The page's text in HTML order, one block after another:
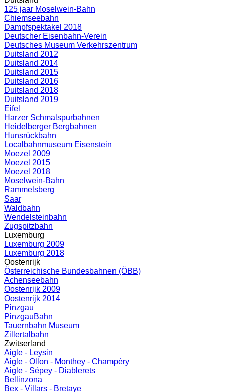
125 jaar Moselwein-Bahn
Chiemseebahn
Dampfspektakel 2018
Deutscher Eisenbahn-Verein
Deutsches Museum Verkehrszentrum
Duitsland 2012
Duitsland 2014
Duitsland 2015
Duitsland 2016
Duitsland 2018
Duitsland 2019
Eifel
Harzer Schmalspurbahnen
Heidelberger Bergbahnen
Hunsrückbahn
Localbahnmuseum Eisenstein
Moezel 2009
Moezel 2015
Moezel 2018
Moselwein-Bahn
Rammelsberg
Saar
Waldbahn
Wendelsteinbahn
Zugspitzbahn
Luxemburg
Luxemburg 2009
Luxemburg 2018
Oostenrijk
Österreichische Bundesbahnen (ÖBB)
Achenseebahn
Oostenrijk 2009
Oostenrijk 2014
Pinzgau
PinzgauBahn
Tauernbahn Museum
Zillertalbahn
Zwitserland
Aigle - Leysin
Aigle - Ollon - Monthey - Champéry
Aigle - Sépey - Diablerets
Bellinzona
Bex - Villars - Bretaye